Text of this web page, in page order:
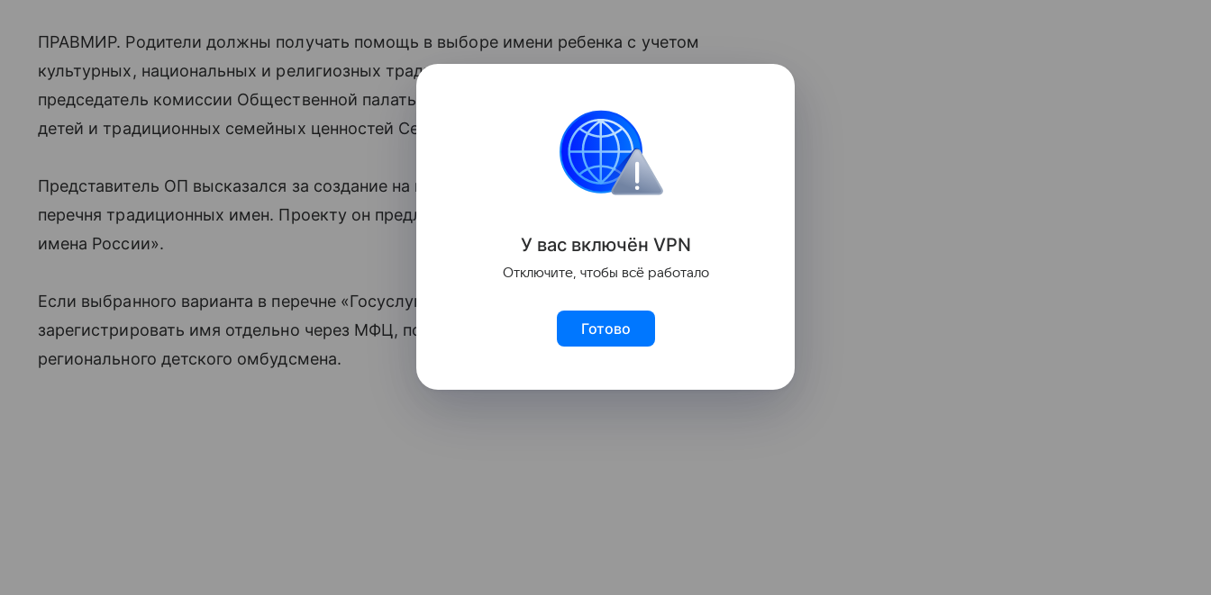
ПРАВМИР. Родители должны получать помощь в выборе имени ребенка с учетом
культурных, национальных и религиозных традиций. Такое мнение высказал
председатель комиссии Общественной палаты РФ по демографии, защите семьи,
детей и традиционных семейных ценностей Сергей Рыбальченко.
Представитель ОП высказался за создание на портале «Госуслуги» рекомендованного
перечня традиционных имен. Проекту он предложил дать название «Традиционные
имена России».
Если выбранного варианта в перечне «Госуслуг» не окажется, родители смогут
зарегистрировать имя отдельно через МФЦ, пояснив свой выбор и получив согласие
регионального детского омбудсмена.
У вас включён VPN
Отключите, чтобы всё работало
Готово